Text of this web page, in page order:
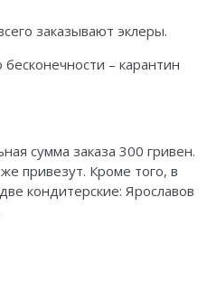
заказывают эклеры.
– карантин
сумма заказа 300 гривен.
привезут. Кроме того, в
кондитерские: Ярославов